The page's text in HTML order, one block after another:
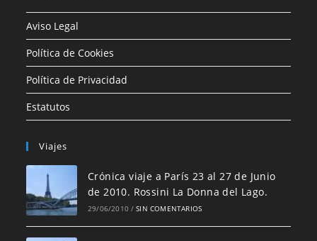
Aviso Legal
Política de Cookies
Política de Privacidad
Estatutos
Viajes
Crónica viaje a París 23 al 27 de Junio
de 2010. Rossini La Donna del Lago.
29/06/2010 / SIN COMENTARIOS